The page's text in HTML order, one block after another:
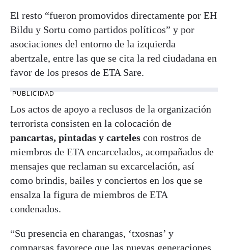
El resto “fueron promovidos directamente por EH
Bildu y Sortu como partidos políticos” y por
asociaciones del entorno de la izquierda
abertzale, entre las que se cita la red ciudadana en
favor de los presos de ETA Sare.
PUBLICIDAD
Los actos de apoyo a reclusos de la organización
terrorista consisten en la colocación de
pancartas, pintadas y carteles con rostros de
miembros de ETA encarcelados, acompañados de
mensajes que reclaman su excarcelación, así
como brindis, bailes y conciertos en los que se
ensalza la figura de miembros de ETA
condenados.
“Su presencia en charangas, ‘txosnas’ y
comparsas favorece que las nuevas generaciones